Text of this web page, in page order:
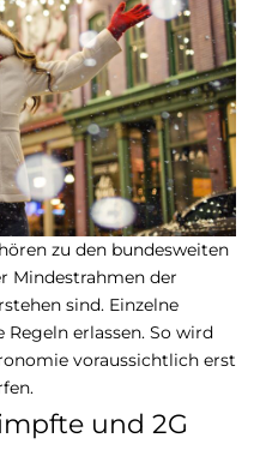
zu den bundesweiten
Mindestrahmen der
sind. Einzelne
erlassen. So wird
voraussichtlich erst
und 2G